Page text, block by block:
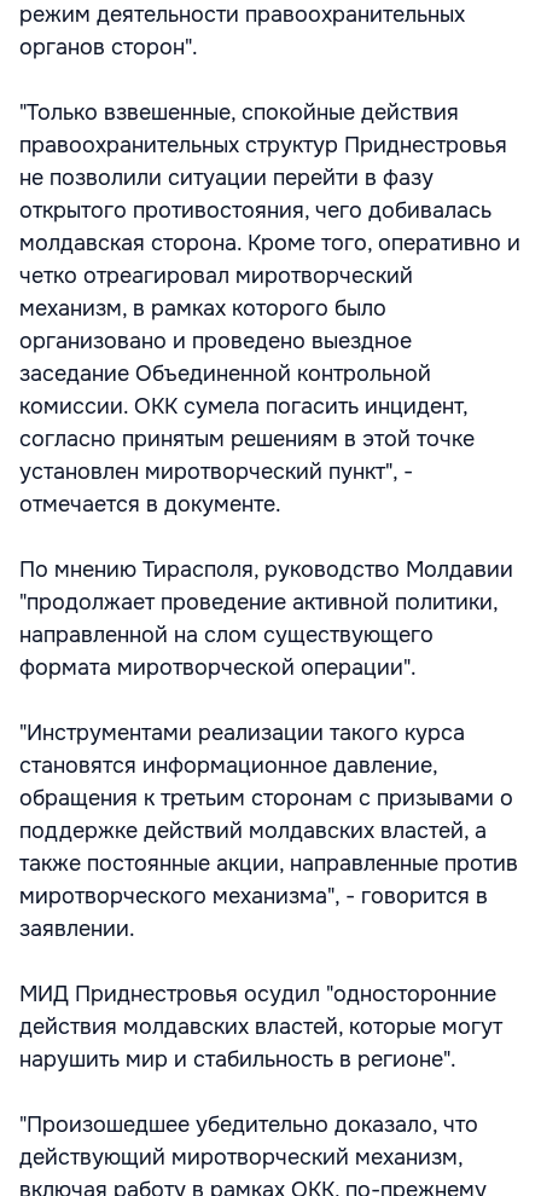
режим деятельности правоохранительных
органов сторон".
"Только взвешенные, спокойные действия
правоохранительных структур Приднестровья
не позволили ситуации перейти в фазу
открытого противостояния, чего добивалась
молдавская сторона. Кроме того, оперативно и
четко отреагировал миротворческий
механизм, в рамках которого было
организовано и проведено выездное
заседание Объединенной контрольной
комиссии. ОКК сумела погасить инцидент,
согласно принятым решениям в этой точке
установлен миротворческий пункт", -
отмечается в документе.
По мнению Тирасполя, руководство Молдавии
"продолжает проведение активной политики,
направленной на слом существующего
формата миротворческой операции".
"Инструментами реализации такого курса
становятся информационное давление,
обращения к третьим сторонам с призывами о
поддержке действий молдавских властей, а
также постоянные акции, направленные против
миротворческого механизма", - говорится в
заявлении.
МИД Приднестровья осудил "односторонние
действия молдавских властей, которые могут
нарушить мир и стабильность в регионе".
"Произошедшее убедительно доказало, что
действующий миротворческий механизм,
включая работу в рамках ОКК, по-прежнему